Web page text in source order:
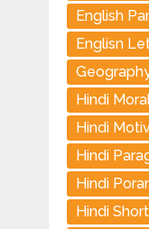
English
Englisn
Hindi
Hindi
Hindi
Hindi
Hindi